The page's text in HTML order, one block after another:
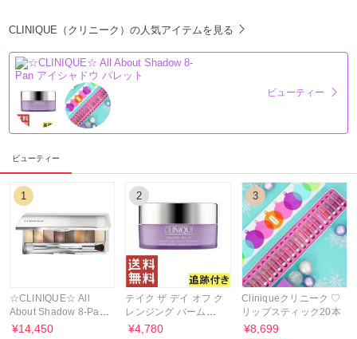
CLINIQUE（クリニーク）の人気アイテムを見る
ビューティー
ビューティー
1
☆CLINIQUE☆ All
About Shadow 8-Pan
アイシャドウ パレット
¥14,450
2
テイク ザ デイ オフ ク
レンジング バーム
125ml
¥4,780
3
Cliniqueクリニーク ♡
リップスティック20本
¥8,699